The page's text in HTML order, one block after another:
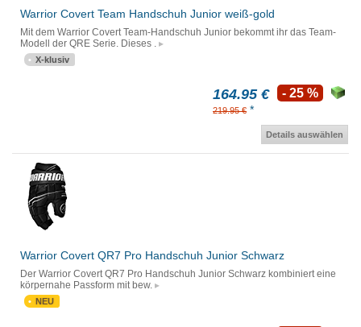
Warrior Covert Team Handschuh Junior weiß-gold
Mit dem Warrior Covert Team-Handschuh Junior bekommt ihr das Team-
Modell der QRE Serie. Dieses .
X-klusiv
164.95 €
219.95 € *
- 25 %
Details auswählen
Warrior Covert QR7 Pro Handschuh Junior Schwarz
Der Warrior Covert QR7 Pro Handschuh Junior Schwarz kombiniert eine
körpernahe Passform mit bew.
NEU